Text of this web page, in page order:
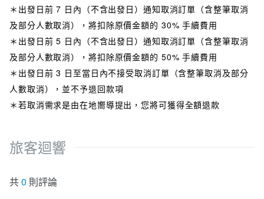
＊出發日前 7 日內（不含出發日）通知取消訂單（含整筆取消
及部分人數取消），將扣除原價金額的 30% 手續費用
＊出發日前 5 日內（不含出發日）通知取消訂單（含整筆取消
及部分人數取消），將扣除原價金額的 50% 手續費用
＊出發日前 3 日至當日內不接受取消訂單（含整筆取消及部分
人數取消），並不予退回款項
＊若取消需求是由在地嚮導提出，您將可獲得全額退款
旅客迴響
共0 則評論